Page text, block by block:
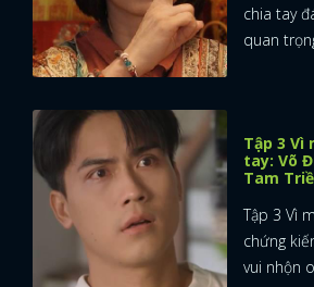
chia tay
quan
Tập 3 Vì
tay: Võ
Tam
Tập 3 Vì
chứng
vui nhộn